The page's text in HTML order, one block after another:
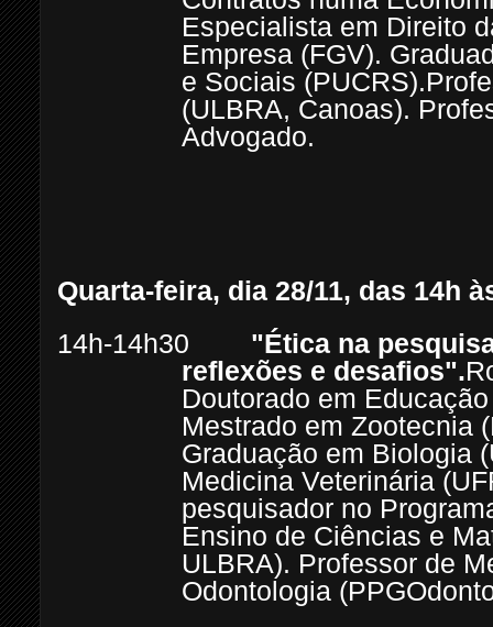
Especialista em Direito
Empresa (FGV).
e Sociais
(ULBRA, Canoas).
Advogado.
Quarta-feira, dia 28/11, das 14h
14h-14h30 "Ética na
reflexões e desafios".
Doutorado em
Mestrado em Zootecnia
Graduação em Biologia
Medicina Veterinária
pesquisador no
Ensino de Ciências e
ULBRA). Professor de
Odontologia